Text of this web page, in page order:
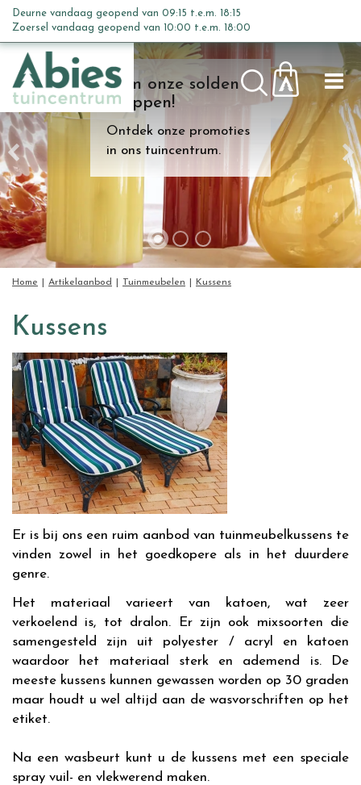
n
c
o
n
t
e
n
t
Kom onze solden
shoppen!
Ontdek onze promoties
in ons tuincentrum.
Home Artikelaanbod Tuinmeubelen Kussens
Deurne vandaag geopend van 09:15 t.e.m. 18:15
Zoersel vandaag geopend van 10:00 t.e.m. 18:00
Kussens
Er is bij ons een ruim aanbod van tuinmeubelkussens te
vinden zowel in het goedkopere als in het duurdere
genre.
Het materiaal varieert van katoen, wat zeer
verkoelend is, tot dralon. Er zijn ook mixsoorten die
samengesteld zijn uit polyester / acryl en katoen
waardoor het materiaal sterk en ademend is. De
meeste kussens kunnen gewassen worden op 30 graden
maar houdt u wel altijd aan de wasvorschriften op het
etiket.
Na een wasbeurt kunt u de kussens met een speciale
spray vuil- en vlekwerend maken.